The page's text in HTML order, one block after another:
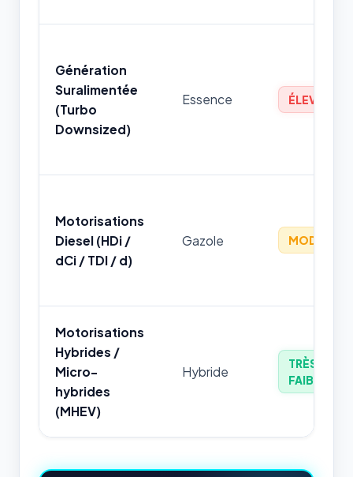
Génération
Suralimentée
(Turbo
Downsized)
Essence ÉLEVÉ
Motorisations
Diesel (HDi /
dCi / TDI / d)
Gazole MODÉRÉ
Motorisations
Hybrides /
Micro-
hybrides
(MHEV)
Hybride
TRÈS
FAIBLE